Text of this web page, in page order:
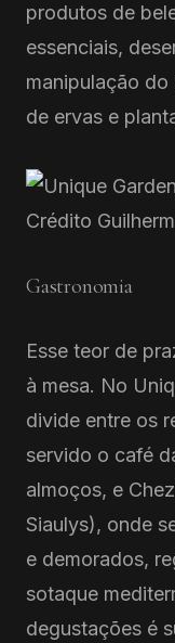
produtos de
essenciais,
manipulação
de ervas e
Gastronomia
Esse teor de
à mesa. No
divide entre os
servido o café
almoços, e
Siaulys), onde
e demorados,
sotaque
degustações é